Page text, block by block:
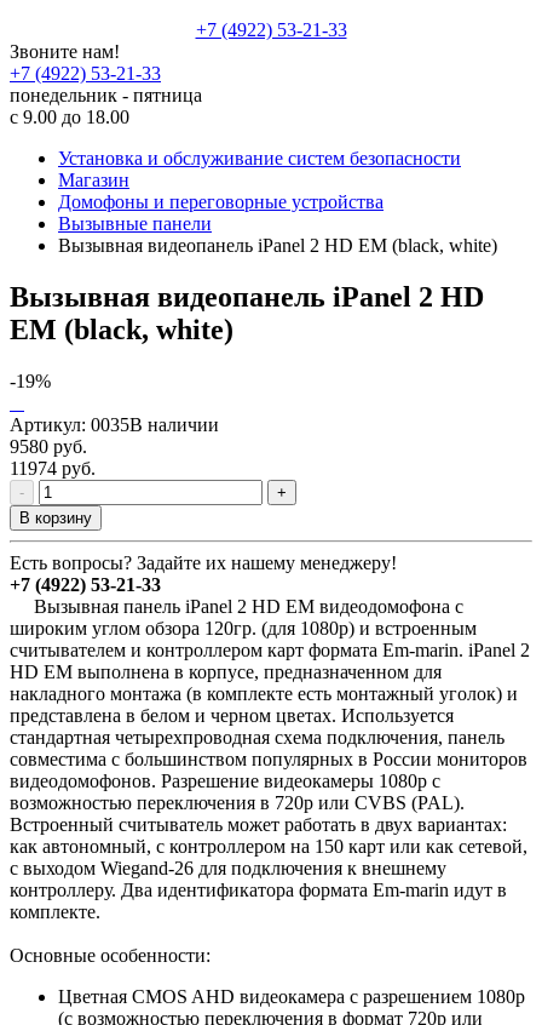
+7 (4922) 53-21-33
Звоните нам!
+7 (4922) 53-21-33
понедельник - пятница
с 9.00 до 18.00
Установка и обслуживание систем безопасности
Магазин
Домофоны и переговорные устройства
Вызывные панели
Вызывная видеопанель iPanel 2 HD EM (black, white)
Вызывная видеопанель iPanel 2 HD
EM (black, white)
-19%
Артикул: 0035В наличии
9580 руб.
11974 руб.
-
+
В корзину
Есть вопросы? Задайте их нашему менеджеру!
+7 (4922) 53-21-33
Вызывная панель iPanel 2 HD EM видеодомофона с
широким углом обзора 120гр. (для 1080p) и встроенным
считывателем и контроллером карт формата Em-marin. iPanel 2
HD EM выполнена в корпусе, предназначенном для
накладного монтажа (в комплекте есть монтажный уголок) и
представлена в белом и черном цветах. Используется
стандартная четырехпроводная схема подключения, панель
совместима с большинством популярных в России мониторов
видеодомофонов. Разрешение видеокамеры 1080р с
возможностью переключения в 720p или CVBS (PAL).
Встроенный считыватель может работать в двух вариантах:
как автономный, с контроллером на 150 карт или как сетевой,
с выходом Wiegand-26 для подключения к внешнему
контроллеру. Два идентификатора формата Em-marin идут в
комплекте.
Основные особенности:
Цветная CMOS AHD видеокамера с разрешением 1080p
(с возможностью переключения в формат 720p или